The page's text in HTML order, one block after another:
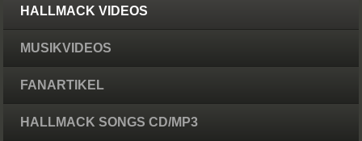
HALLMACK VIDEOS
MUSIKVIDEOS
FANARTIKEL
HALLMACK SONGS CD/MP3